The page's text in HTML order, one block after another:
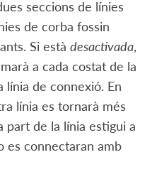
seccions de línies
de corba fossin
Si estàdesactivada,
a cada costat de la
línia de connexió. En
línia es tornarà més
part de la línia estigui a
es connectaran amb